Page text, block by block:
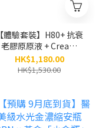
【體驗套裝】H80+ 抗衰
老膠原原液 + Cream
Mist膠原面霜噴霧
HK$1,180.00
HK$1,530.00